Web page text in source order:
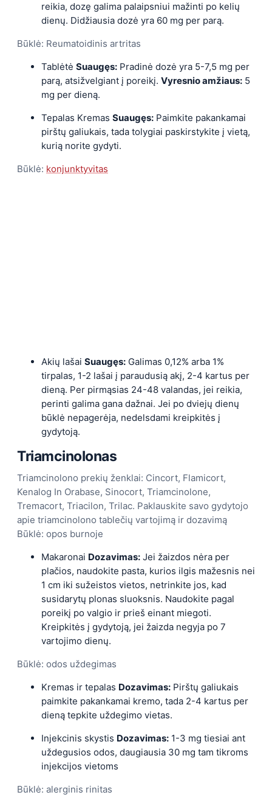
reikia, dozę galima palaipsniui mažinti po kelių
dienų. Didžiausia dozė yra 60 mg per parą.
Būklė: Reumatoidinis artritas
Tablėtė Suaugęs: Pradinė dozė yra 5-7,5 mg per
parą, atsižvelgiant į poreikį. Vyresnio amžiaus: 5
mg per dieną.
Tepalas Kremas Suaugęs: Paimkite pakankamai
pirštų galiukais, tada tolygiai paskirstykite į vietą,
kurią norite gydyti.
Būklė: konjunktyvitas
Akių lašai Suaugęs: Galimas 0,12% arba 1%
tirpalas, 1-2 lašai į paraudusią akį, 2-4 kartus per
dieną. Per pirmąsias 24-48 valandas, jei reikia,
perinti galima gana dažnai. Jei po dviejų dienų
būklė nepagerėja, nedelsdami kreipkitės į
gydytoją.
Triamcinolonas
Triamcinolono prekių ženklai: Cincort, Flamicort,
Kenalog In Orabase, Sinocort, Triamcinolone,
Tremacort, Triacilon, Trilac. Paklauskite savo gydytojo
apie triamcinolono tablečių vartojimą ir dozavimą
Būklė: opos burnoje
Makaronai Dozavimas: Jei žaizdos nėra per
plačios, naudokite pasta, kurios ilgis mažesnis nei
1 cm iki sužeistos vietos, netrinkite jos, kad
susidarytų plonas sluoksnis. Naudokite pagal
poreikį po valgio ir prieš einant miegoti.
Kreipkitės į gydytoją, jei žaizda negyja po 7
vartojimo dienų.
Būklė: odos uždegimas
Kremas ir tepalas Dozavimas: Pirštų galiukais
paimkite pakankamai kremo, tada 2-4 ​​kartus per
dieną tepkite uždegimo vietas.
Injekcinis skystis Dozavimas: 1-3 mg tiesiai ant
uždegusios odos, daugiausia 30 mg tam tikroms
injekcijos vietoms
Būklė: alerginis rinitas